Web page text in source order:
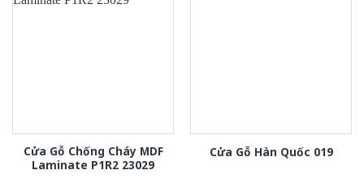
Cửa Gỗ Chống Cháy MDF
Laminate P1R2 23029
Cửa Gỗ Hàn Quốc 019